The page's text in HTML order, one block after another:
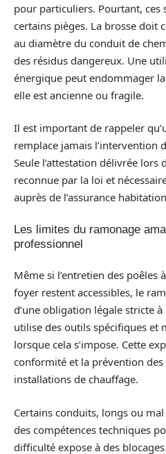
pour particuliers. Pourtant, ces
certains pièges. La brosse doit
au diamètre du conduit de
des résidus dangereux. Une
énergique peut endommager
elle est ancienne ou fragile.
Il est important de rappeler
remplace jamais l’intervention
Seule l’attestation délivrée lors
reconnue par la loi et
auprès de l’assurance
Les limites du ramonage
professionnel
Même si l’entretien des poêles
foyer restent accessibles, le
d’une obligation légale stricte
utilise des outils spécifiques et
lorsque cela s’impose. Cette
conformité et la prévention
installations de chauffage.
Certains conduits, longs ou
des compétences techniques
difficulté expose à des